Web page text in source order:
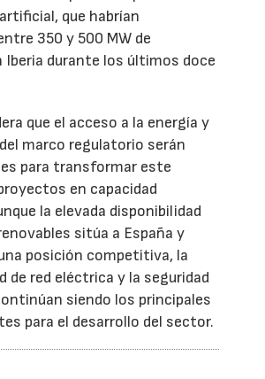
que habrían
350 y 500 MW de
Iberia durante los últimos doce
que el acceso a la energía y
marco regulatorio serán
para transformar este
en capacidad
la elevada disponibilidad
sitúa a España y
posición competitiva, la
de red eléctrica y la seguridad
siendo los principales
para el desarrollo del sector.